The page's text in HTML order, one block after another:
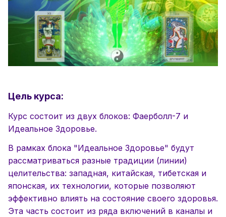
Цель курса:
Курс состоит из двух блоков: Фаерболл-7 и
Идеальное Здоровье.
В рамках блока "Идеальное Здоровье" будут
рассматриваться разные традиции (линии)
целительства: западная, китайская, тибетская и
японская, их технологии, которые позволяют
эффективно влиять на состояние своего здоровья.
Эта часть состоит из ряда включений в каналы и